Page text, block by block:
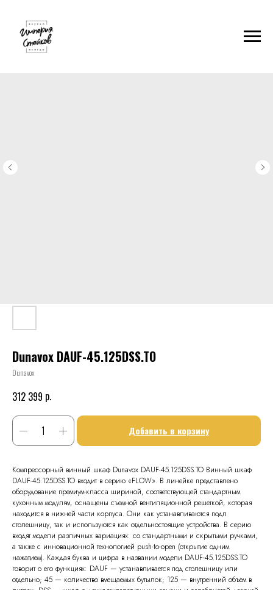
Dunavox DAUF-45.125DSS.TO
Dunavox
312 399 р.
Добавить в корзину
Компрессорный винный шкаф Dunavox DAUF-45.125DSS.TO Винный шкаф
DAUF-45.125DSS.TO входит в серию «FLOW». В линейке представлено
оборудование премиум-класса шириной, соответствующей стандартным
кухонным модулям, оснащены съемной вентиляционной решеткой, которая
находится в нижней части корпуса. Они как устанавливаются подл
столешницу, так и используются как отдельностоящие устройства. В серию
входят модели различных вариациях: со стандартными и скрытыми ручками,
а также с инновационной технологией push-to-open (открытие одним
нажатием). Каждая буква и цифра в названии модели DAUF-45.125DSS.TO
говорит о его функциях: DAUF — устанавливается под столешницу или
отдельно; 45 — количество вмещаемых бутылок; 125 — внутренний объем в